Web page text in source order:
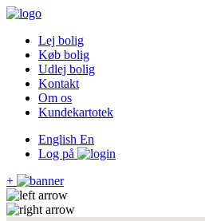
Lej bolig
Køb bolig
Udlej bolig
Kontakt
Om os
Kundekartotek
English En
Log på
+